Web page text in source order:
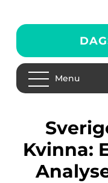
Menu
Sveriges Farligaste
Kvinna: